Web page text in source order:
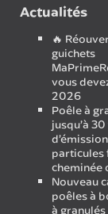
Actualités
🔥
guichets
vous
2026
Poêle à
jusqu’à
particules
cheminée
Nouveau
poêles à
à